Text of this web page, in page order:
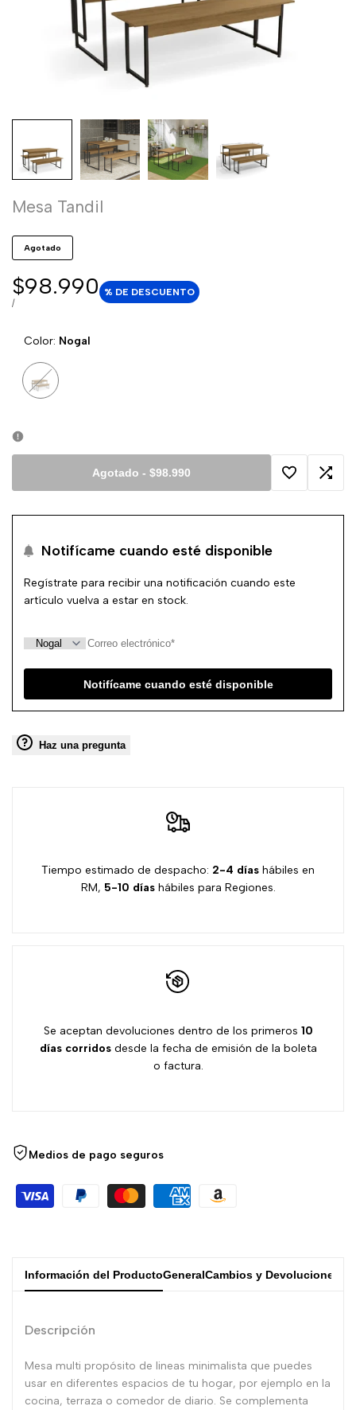
Mesa Tandil
Agotado
Precio
de
venta
$98.990
PRECIO
/POR
% DE DESCUENTO
Color: Nogal
Agotado - $98.990
Agregar
deseos
Notifícame cuando esté disponible
Regístrate para recibir una notificación cuando este
artículo vuelva a estar en stock.
Notifícame cuando esté disponible
Haz una pregunta
Tiempo estimado de despacho: 2-4 días hábiles en
RM, 5-10 díashábiles para Regiones.
Se aceptan devoluciones dentro de los primeros 10
días corridosdesde la fecha de emisión de la boleta
o factura.
Medios de pago seguros
Información del ProductoGeneralCambios y Devoluciones
Descripción
Mesa multi propósito de lineas minimalista que puedes
usar en diferentes espacios de tu hogar, por ejemplo en la
cocina, terraza o comedor de diario. Se complementa